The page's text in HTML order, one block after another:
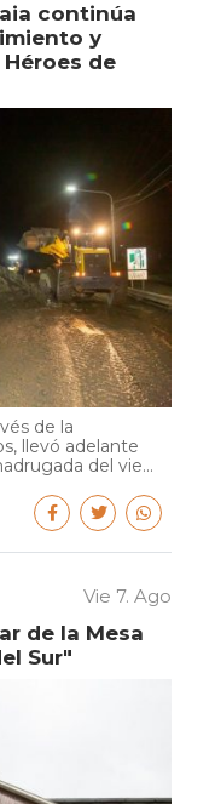
continúa
y
de
de la
llevó adelante
del vie...
Vie 7. Ago
de la Mesa
Sur"